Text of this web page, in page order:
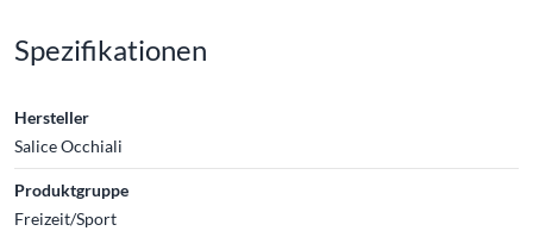
Spezifikationen
Hersteller
Salice Occhiali
Produktgruppe
Freizeit/Sport